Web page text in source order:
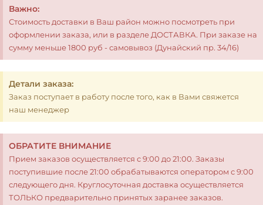
Важно:
Стоимость доставки в Ваш район можно посмотреть при
оформлении заказа, или в разделе ДОСТАВКА. При заказе на
сумму меньше 1800 руб - самовывоз (Дунайский пр. 34/16)
Детали заказа:
Заказ поступает в работу после того, как в Вами свяжется
наш менеджер
ОБРАТИТЕ ВНИМАНИЕ
Прием заказов осуществляется с 9:00 до 21:00. Заказы
поступившие после 21:00 обрабатываются оператором с 9:00
следующего дня. Круглосуточная доставка осуществляется
ТОЛЬКО предварительно принятых заранее заказов.